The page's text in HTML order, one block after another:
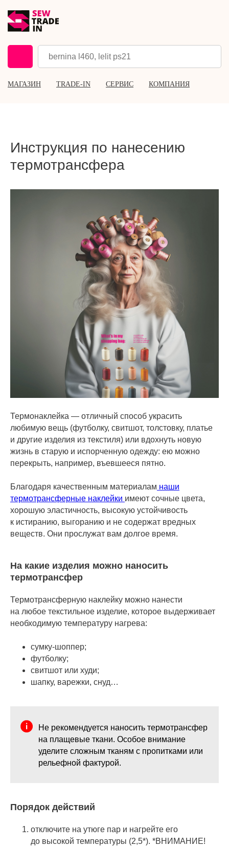
МАГАЗИН TRADE-IN СЕРВИС КОМПАНИЯ
Инструкция по нанесению
термотрансфера
Термонаклейка — отличный способ украсить
любимую вещь (футболку, свитшот, толстовку, платье
и другие изделия из текстиля) или вдохнуть новую
жизнь в старую и испорченную одежду: ею можно
перекрыть, например, въевшееся пятно.
Благодаря качественным материалам наши
термотрансферные наклейки имеют сочные цвета,
хорошую эластичность, высокую устойчивость
к истиранию, выгоранию и не содержат вредных
веществ. Они прослужат вам долгое время.
На какие изделия можно наносить
термотрансфер
Термотрансферную наклейку можно нанести
на любое текстильное изделие, которое выдерживает
необходимую температуру нагрева:
сумку-шоппер;
футболку;
свитшот или худи;
шапку, варежки, снуд…
Не рекомендуется наносить термотрансфер
на плащевые ткани. Особое внимание
уделите сложным тканям с пропитками или
рельефной фактурой.
Порядок действий
отключите на утюге пар и нагрейте его
до высокой температуры (2,5*). *ВНИМАНИЕ!